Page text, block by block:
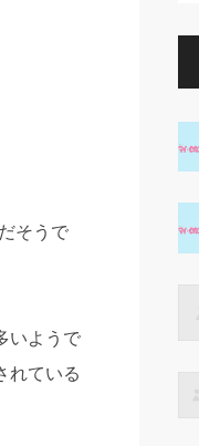
そうで
いようで
れている